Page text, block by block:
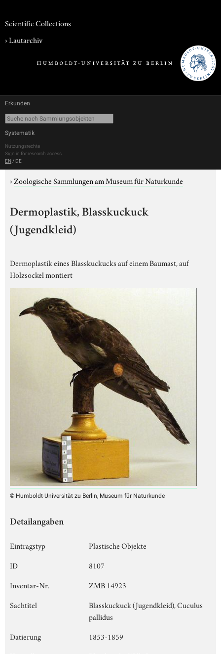
Scientific Collections
›Lautarchiv
Erkunden
Systematik
Nutzungsrechte
Sign in for research access
EN / DE
›Zoologische Sammlungen am Museum für Naturkunde
Dermoplastik, Blasskuckuck
(Jugendkleid)
Dermoplastik eines Blasskuckucks auf einem Baumast, auf
Holzsockel montiert
© Humboldt-Universität zu Berlin, Museum für Naturkunde
Detailangaben
Eintragstyp
Plastische Objekte
ID
8107
Inventar-Nr.
ZMB 14923
Sachtitel
Blasskuckuck (Jugendkleid), Cuculus
pallidus
Datierung
1853-1859